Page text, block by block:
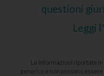
questioni
Leggi
Le informazioni riportate
generico e non possono